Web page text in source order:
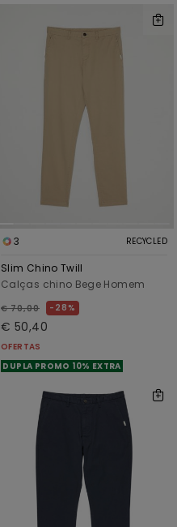
3 RECYCLED
Slim Chino Twill
Calças chino Bege Homem
€ 70,00 28%
€ 50,40
OFERTAS
DUPLA PROMO 10% EXTRA